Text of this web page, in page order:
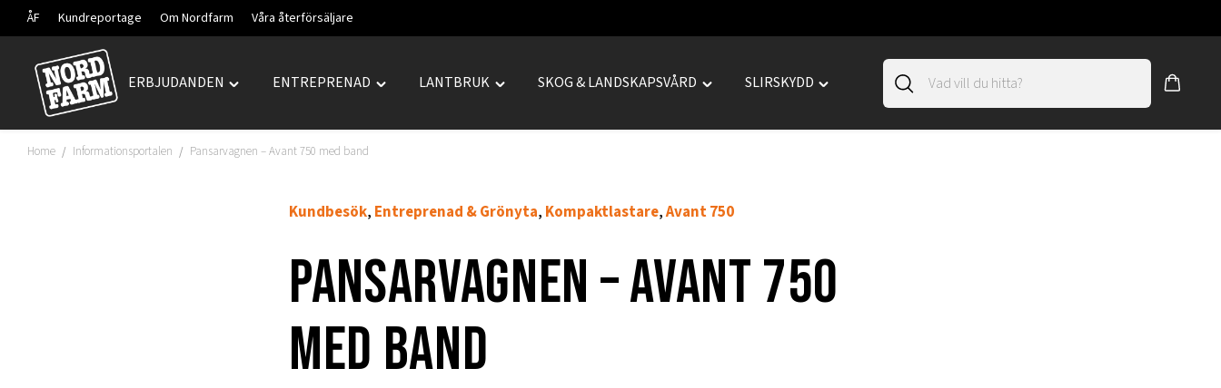
ÅF Kundreportage Om Nordfarm Våra återförsäljare
Hoppa
innehåll
ERBJUDANDEN
Toggle
menu
ENTREPRENAD
Toggle
LANTBRUK
Toggle
SKOG & LANDSKAPSVÅRD
Toggle
SLIRSKYDD
Toggle
Home / Informationsportalen / Pansarvagnen – Avant 750 med band
Kundbesök, Entreprenad & Grönyta, Kompaktlastare,Avant 750
Pansarvagnen – Avant 750
med band